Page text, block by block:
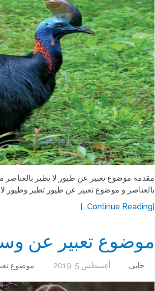
مقدمة موضوع تعبير عن طيور لا تطير بالعناصر
بالعناصر و موضوع تعبير عن طيور تطير وطيور
[Continue Reading...]
موضوع تعبير عن
حابي أغسطس 5, 2019 موضوع